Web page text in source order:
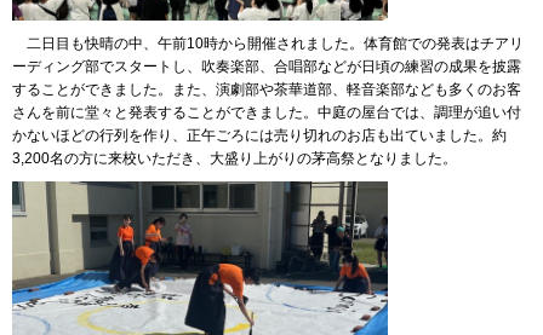
二日目も快晴の中、午前10時から開催されました。体育館での発表はチアリ
ーディング部でスタートし、吹奏楽部、合唱部などが日頃の練習の成果を披露
することができました。また、演劇部や茶華道部、軽音楽部なども多くのお客
さんを前に堂々と発表することができました。中庭の屋台では、調理が追い付
かないほどの行列を作り、正午ごろには売り切れのお店も出ていました。約
3,200名の方に来校いただき、大盛り上がりの茅高祭となりました。